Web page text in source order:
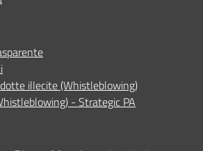
illecite (Whistleblowing)
- Strategic PA